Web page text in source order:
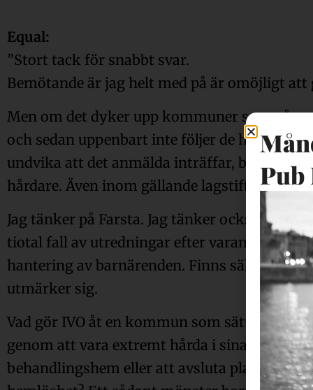
Equal:
”Stort tack för snabbt svar.
Bemötande är jag helt med på är omöjligt att
Men om det dyker upp kommuner som gång
och sedan uppenbart inte följer de
undvika att det anmälda inträffar, borde man
hårdare. Även inom gällande lagstiftning.
Jag tänker på Farsta. Jag tänker också på
tiotal fall av utredningar efter varandra från
hantering av barnärenden. Finns säkert
utmärker sig.
Vad gör IVO åt en kommun som sätter det i
genom att vara extremt hårda i sina
behandlingshem eller att avsluta placeringar
Pub